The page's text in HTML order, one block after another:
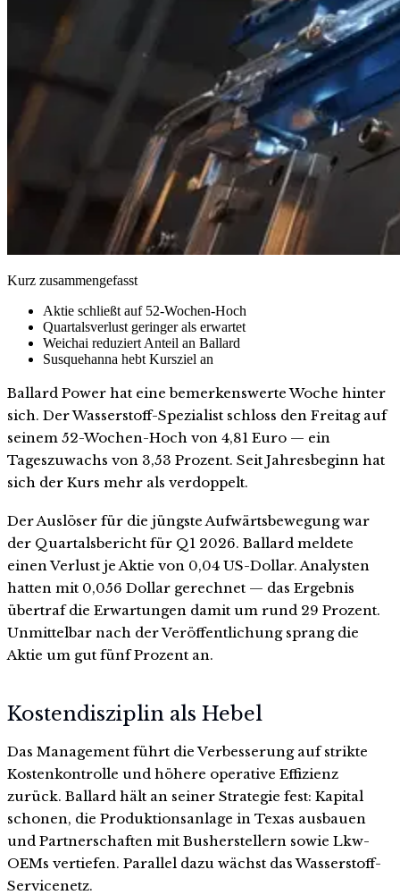
Kurz zusammengefasst
Aktie schließt auf 52-Wochen-Hoch
Quartalsverlust geringer als erwartet
Weichai reduziert Anteil an Ballard
Susquehanna hebt Kursziel an
Ballard Power hat eine bemerkenswerte Woche hinter
sich. Der Wasserstoff-Spezialist schloss den Freitag auf
seinem 52-Wochen-Hoch von 4,81 Euro — ein
Tageszuwachs von 3,53 Prozent. Seit Jahresbeginn hat
sich der Kurs mehr als verdoppelt.
Der Auslöser für die jüngste Aufwärtsbewegung war
der Quartalsbericht für Q1 2026. Ballard meldete
einen Verlust je Aktie von 0,04 US-Dollar. Analysten
hatten mit 0,056 Dollar gerechnet — das Ergebnis
übertraf die Erwartungen damit um rund 29 Prozent.
Unmittelbar nach der Veröffentlichung sprang die
Aktie um gut fünf Prozent an.
Kostendisziplin als Hebel
Das Management führt die Verbesserung auf strikte
Kostenkontrolle und höhere operative Effizienz
zurück. Ballard hält an seiner Strategie fest: Kapital
schonen, die Produktionsanlage in Texas ausbauen
und Partnerschaften mit Busherstellern sowie Lkw-
OEMs vertiefen. Parallel dazu wächst das Wasserstoff-
Servicenetz.